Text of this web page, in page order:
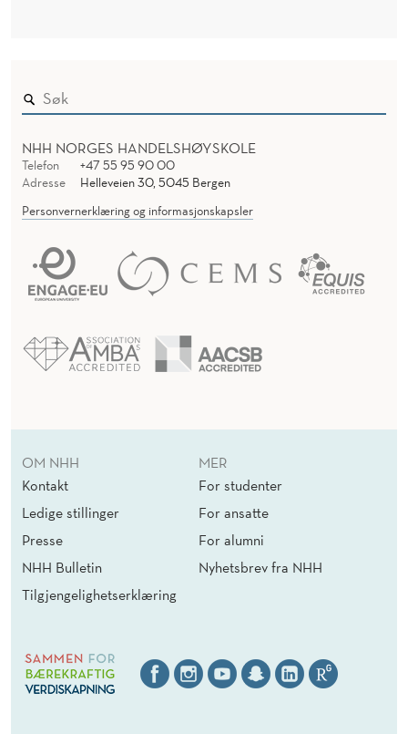
NHH NORGES HANDELSHØYSKOLE
Telefon
+47 55 95 90 00
Adresse
Helleveien 30, 5045 Bergen
Personvernerklæring og informasjonskapsler
OM NHH
Kontakt
Ledige stillinger
Presse
NHH Bulletin
Tilgjengelighetserklæring
MER
For studenter
For ansatte
For alumni
Nyhetsbrev fra NHH